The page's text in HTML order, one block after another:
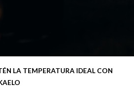
LA TEMPERATURA IDEAL CON